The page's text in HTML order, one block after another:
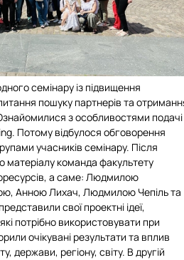
семінару із підвищення
пошуку партнерів та
з особливостями подачі
Потому відбулося обговорення
учасників семінару. Після
команда факультету
а саме: Людмилою
Анною Лихач, Людмилою Чепіль та
свої проектні ідеї,
потрібно використовувати при
очікувані результати та вплив
держави, регіону, світу. В другій